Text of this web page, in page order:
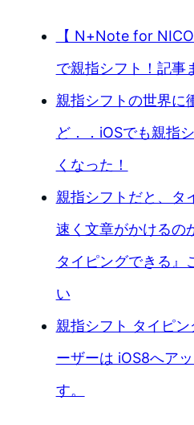
【 N+Note for
で親指シフト！記事
親指シフトの世界に
ど．．iOSでも親指
くなった！
親指シフトだと、タ
速く文章がかけるの
タイピングできる』
い
親指シフト タイピ
ーザーは iOS8へア
す。